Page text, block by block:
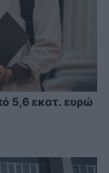
5,6 εκατ. ευρώ